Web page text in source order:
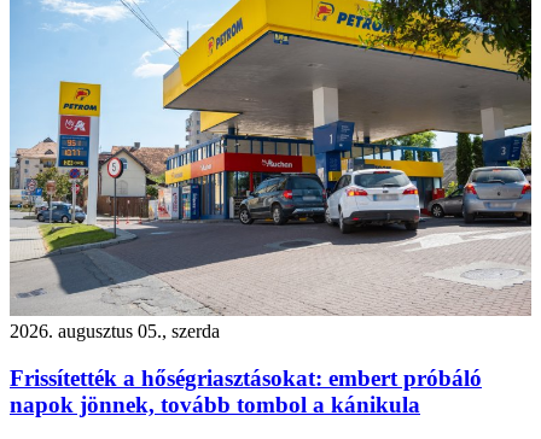
2026. augusztus 05., szerda
Frissítették a hőségriasztásokat: embert próbáló
napok jönnek, tovább tombol a kánikula